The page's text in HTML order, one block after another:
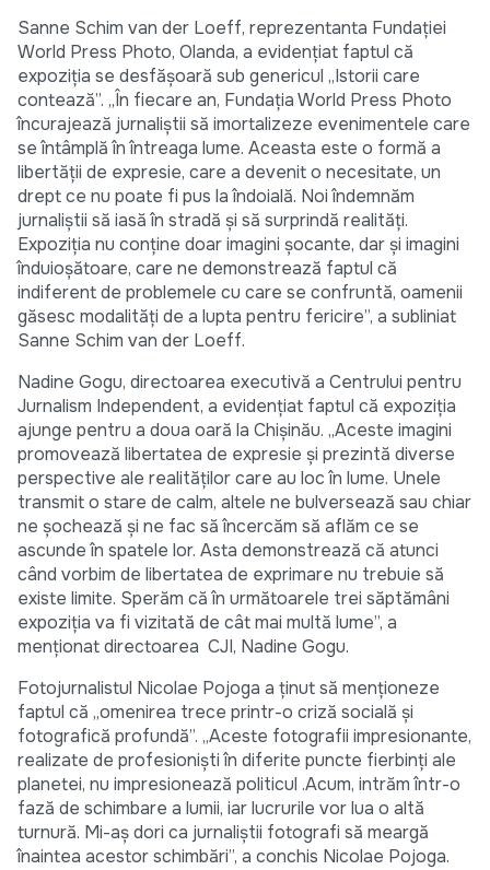
Sanne Schim van der Loeff, reprezentanta Fundației
World Press Photo, Olanda, a evidențiat faptul că
expoziția se desfășoară sub genericul „Istorii care
contează”. „În fiecare an, Fundația World Press Photo
încurajează jurnaliștii să imortalizeze evenimentele care
se întâmplă în întreaga lume. Aceasta este o formă a
libertății de expresie, care a devenit o necesitate, un
drept ce nu poate fi pus la îndoială. Noi îndemnăm
jurnaliștii să iasă în stradă și să surprindă realități.
Expoziția nu conține doar imagini șocante, dar și imagini
înduioșătoare, care ne demonstrează faptul că
indiferent de problemele cu care se confruntă, oamenii
găsesc modalități de a lupta pentru fericire”, a subliniat
Sanne Schim van der Loeff.
Nadine Gogu, directoarea executivă a Centrului pentru
Jurnalism Independent, a evidențiat faptul că expoziția
ajunge pentru a doua oară la Chișinău. „Aceste imagini
promovează libertatea de expresie și prezintă diverse
perspective ale realităților care au loc în lume. Unele
transmit o stare de calm, altele ne bulversează sau chiar
ne șochează și ne fac să încercăm să aflăm ce se
ascunde în spatele lor. Asta demonstrează că atunci
când vorbim de libertatea de exprimare nu trebuie să
existe limite. Sperăm că în următoarele trei săptămâni
expoziția va fi vizitată de cât mai multă lume”, a
menționat directoarea CJI, Nadine Gogu.
Fotojurnalistul Nicolae Pojoga a ținut să menționeze
faptul că „omenirea trece printr-o criză socială și
fotografică profundă”. „Aceste fotografii impresionante,
realizate de profesioniști în diferite puncte fierbinți ale
planetei, nu impresionează politicul .Acum, intrăm într-o
fază de schimbare a lumii, iar lucrurile vor lua o altă
turnură. Mi-aș dori ca jurnaliștii fotografi să meargă
înaintea acestor schimbări”, a conchis Nicolae Pojoga.